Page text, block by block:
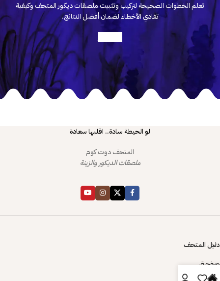
تعلم الخطوات الصحيحة لتركيب وتثبيت ملصقات ديكور المتحف وكيفية
تفادي الأخطاء لضمان أفضل النتائج.
لو الحيطة سادة.. اقلبها سعادة
المتحف دوت كوم
ملصقات الديكور والزينة
دليل المتحف
صفحتي